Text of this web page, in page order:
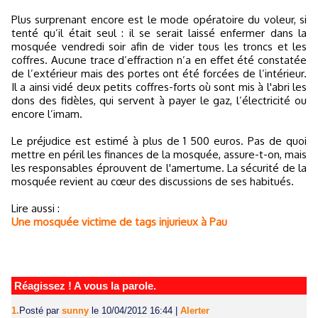
Plus surprenant encore est le mode opératoire du voleur, si
tenté qu’il était seul : il se serait laissé enfermer dans la
mosquée vendredi soir afin de vider tous les troncs et les
coffres. Aucune trace d’effraction n’a en effet été constatée
de l’extérieur mais des portes ont été forcées de l’intérieur.
Il a ainsi vidé deux petits coffres-forts où sont mis à l'abri les
dons des fidèles, qui servent à payer le gaz, l’électricité ou
encore l’imam.
Le préjudice est estimé à plus de 1 500 euros. Pas de quoi
mettre en péril les finances de la mosquée, assure-t-on, mais
les responsables éprouvent de l'amertume. La sécurité de la
mosquée revient au cœur des discussions de ses habitués.
Lire aussi :
Une mosquée victime de tags injurieux à Pau
Réagissez ! A vous la parole.
1. Posté par sunny le 10/04/2012 16:44
Alerter